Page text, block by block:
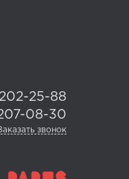
25-88
08-30
звонок